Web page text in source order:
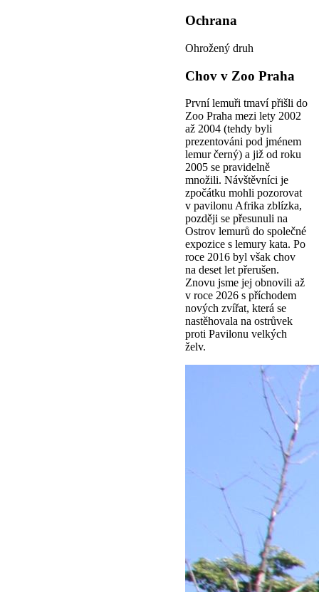
Ochrana
Ohrožený druh
Chov v Zoo Praha
První lemuři tmaví přišli do
Zoo Praha mezi lety 2002
až 2004 (tehdy byli
prezentováni pod jménem
lemur černý) a již od roku
2005 se pravidelně
množili. Návštěvníci je
zpočátku mohli pozorovat
v pavilonu Afrika zblízka,
později se přesunuli na
Ostrov lemurů do společné
expozice s lemury kata. Po
roce 2016 byl však chov
na deset let přerušen.
Znovu jsme jej obnovili až
v roce 2026 s příchodem
nových zvířat, která se
nastěhovala na ostrůvek
proti Pavilonu velkých
želv.